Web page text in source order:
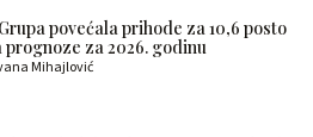
povećala prihode za 10,6 posto
za 2026. godinu
Mihajlović